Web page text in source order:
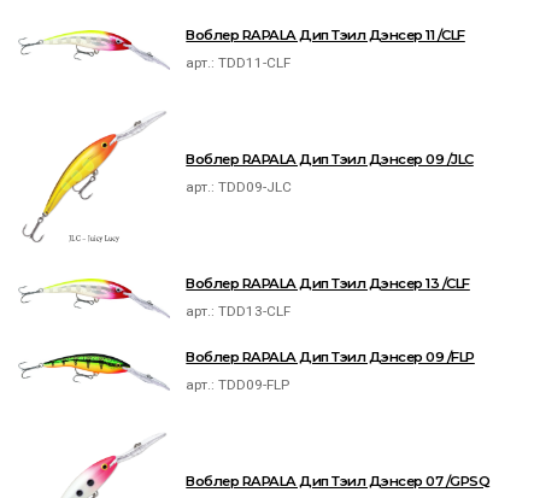
Воблер RAPALA Дип Тэил Дэнсер 11 /CLF
арт.:TDD11-CLF
Воблер RAPALA Дип Тэил Дэнсер 09 /JLC
арт.:TDD09-JLC
Воблер RAPALA Дип Тэил Дэнсер 13 /CLF
арт.:TDD13-CLF
Воблер RAPALA Дип Тэил Дэнсер 09 /FLP
арт.:TDD09-FLP
Воблер RAPALA Дип Тэил Дэнсер 07 /GPSQ